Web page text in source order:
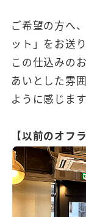
ご希望の方へ
ット」をお送
この仕込みの
あいとした雰
ように感じます
【以前のオフ